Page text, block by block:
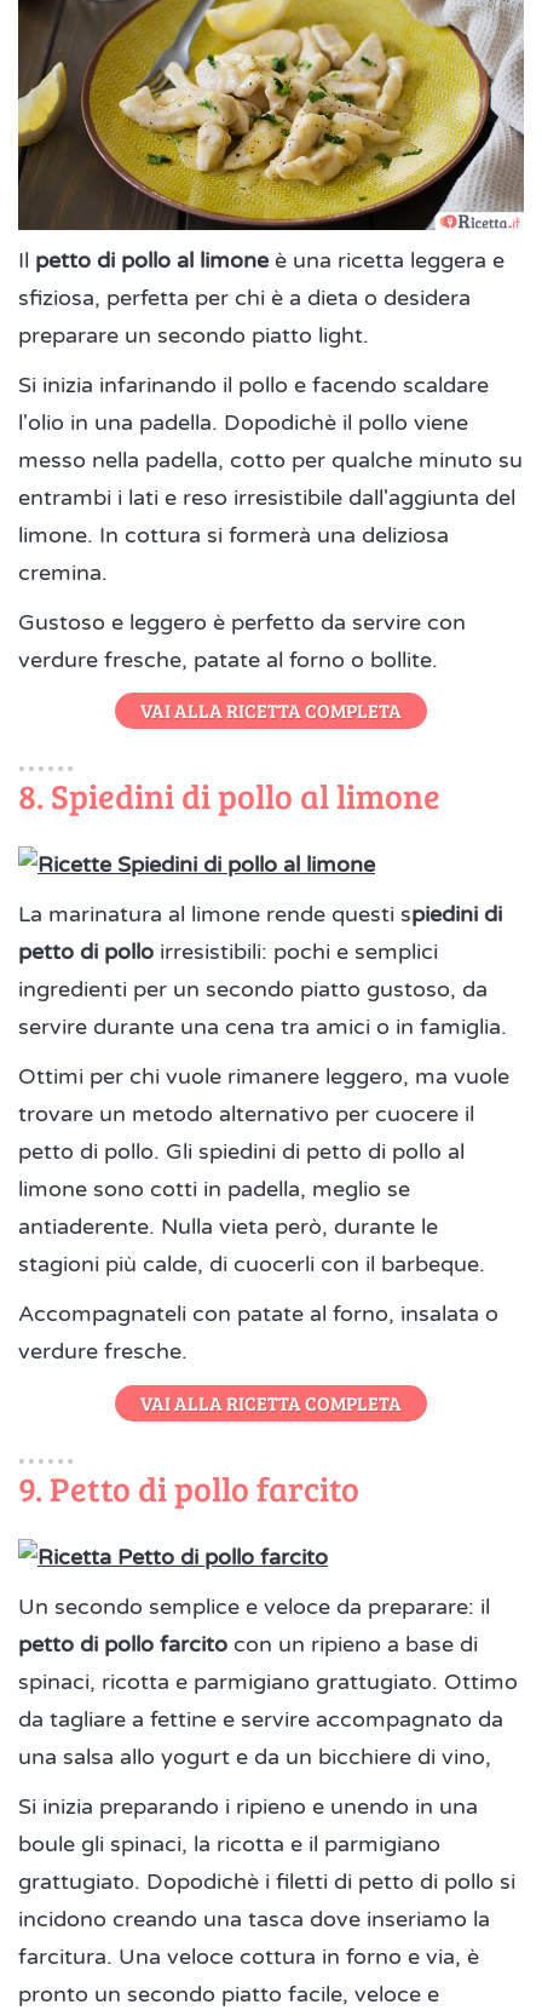
Il petto di pollo al limoneè una ricetta leggera e
sfiziosa, perfetta per chi è a dieta o desidera
preparare un secondo piatto light.
Si inizia infarinando il pollo e facendo scaldare
l'olio in una padella. Dopodichè il pollo viene
messo nella padella, cotto per qualche minuto su
entrambi i lati e reso irresistibile dall'aggiunta del
limone. In cottura si formerà una deliziosa
cremina.
Gustoso e leggero è perfetto da servire con
verdure fresche, patate al forno o bollite.
VAI ALLA RICETTA COMPLETA
8. Spiedini di pollo al limone
La marinatura al limone rende questi spiedini di
petto di pollo irresistibili: pochi e semplici
ingredienti per un secondo piatto gustoso, da
servire durante una cena tra amici o in famiglia.
Ottimi per chi vuole rimanere leggero, ma vuole
trovare un metodo alternativo per cuocere il
petto di pollo. Gli spiedini di petto di pollo al
limone sono cotti in padella, meglio se
antiaderente. Nulla vieta però, durante le
stagioni più calde, di cuocerli con il barbeque.
Accompagnateli con patate al forno, insalata o
verdure fresche.
VAI ALLA RICETTA COMPLETA
9. Petto di pollo farcito
Un secondo semplice e veloce da preparare: il
petto di pollo farcito con un ripieno a base di
spinaci, ricotta e parmigiano grattugiato. Ottimo
da tagliare a fettine e servire accompagnato da
una salsa allo yogurt e da un bicchiere di vino,
Si inizia preparando i ripieno e unendo in una
boule gli spinaci, la ricotta e il parmigiano
grattugiato. Dopodichè i filetti di petto di pollo si
incidono creando una tasca dove inseriamo la
farcitura. Una veloce cottura in forno e via, è
pronto un secondo piatto facile, veloce e